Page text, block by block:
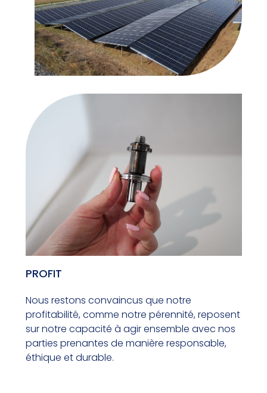
PROFIT
Nous restons convaincus que notre
profitabilité, comme notre pérennité, reposent
sur notre capacité à agir ensemble avec nos
parties prenantes de manière responsable,
éthique et durable.